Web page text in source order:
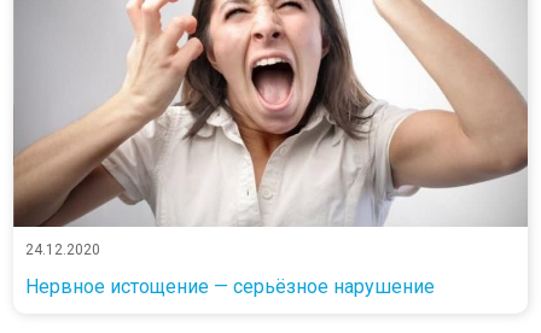
24.12.2020
Нервное истощение — серьёзное нарушение